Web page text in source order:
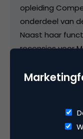
opleiding
onderdeel van
Naast haar
recensies voor
vakliteratuur.
van de PIM-
onderwijs